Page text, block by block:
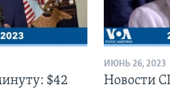
$42
ИЮНЬ 26, 2023
Новости